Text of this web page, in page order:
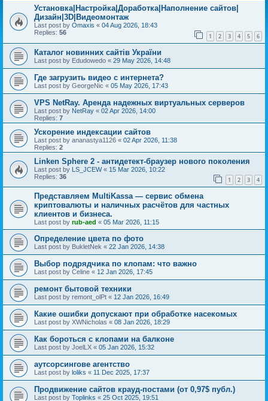
Установка|Настройка|Доработка|Наполнение сайтов|
Дизайн|3D|Видеомонтаж
Last post by Omaxis « 04 Aug 2026, 18:43
Replies: 56 1 2 3 4 5 6
Каталог новинних сайтів України
Last post by Edudowedo « 29 May 2026, 14:48
Где загрузить видео с интернета?
Last post by GeorgeNic « 05 May 2026, 17:43
VPS NetRay. Аренда надежных виртуальных серверов
Last post by NetRay « 02 Apr 2026, 14:00
Replies: 7
Ускорение индексации сайтов
Last post by ananastya1126 « 02 Apr 2026, 11:38
Replies: 2
Linken Sphere 2 - антидетект-браузер нового поколения
Last post by LS_JCEW« 15 Mar 2026, 10:22
Replies: 36 1 2 3 4
Представляем MultiKassa — сервис обмена
криптовалюты и наличных расчётов для частных
клиентов и бизнеса.
Last post by rub-aed « 05 Mar 2026, 11:15
Определение цвета по фото
Last post by BukletNek « 22 Jan 2026, 14:38
Выбор подрядчика по клопам: что важно
Last post by Celine « 12 Jan 2026, 17:45
ремонт бытовой техники
Last post by remont_olPt « 12 Jan 2026, 16:49
Какие ошибки допускают при обработке насекомых
Last post by XWNicholas « 08 Jan 2026, 18:29
Как бороться с клопами на балконе
Last post by JoelLX « 05 Jan 2026, 15:32
аутсорсингове агентство
Last post by loliks « 11 Dec 2025, 17:37
Продвижение сайтов крауд-постами (от 0,97$ публ.)
Last post by Toplinks « 25 Oct 2025, 19:51